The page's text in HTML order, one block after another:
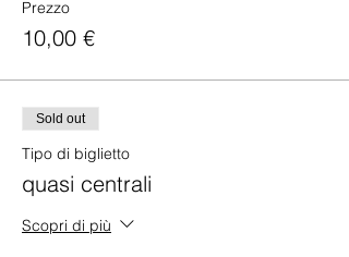
Prezzo
10,00 €
Sold out
Tipo di biglietto
quasi centrali
Scopri di più